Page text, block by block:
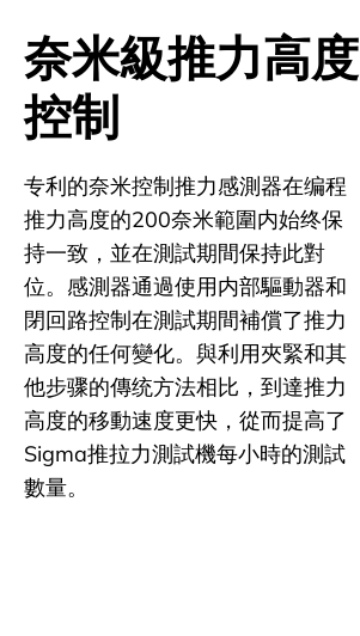
奈米級推力高度
控制
专利的奈米控制推力感測器在编程
推力高度的200奈米範圍内始终保
持一致，並在測試期間保持此對
位。感測器通過使用内部驅動器和
閉回路控制在測試期間補償了推力
高度的任何變化。與利用夾緊和其
他步骤的傳统方法相比，到達推力
高度的移動速度更快，從而提高了
Sigma推拉力測試機每小時的測試
數量。